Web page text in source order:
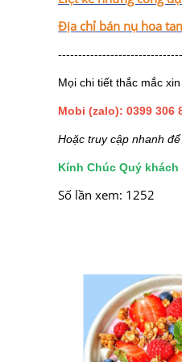
Địa chỉ bán nụ hoa
Mọi chi tiết thắc mắc
Mobi (zalo): 0399 306
Hoặc truy cập nhanh
Kính Chúc Quý
Số lần xem: 1252